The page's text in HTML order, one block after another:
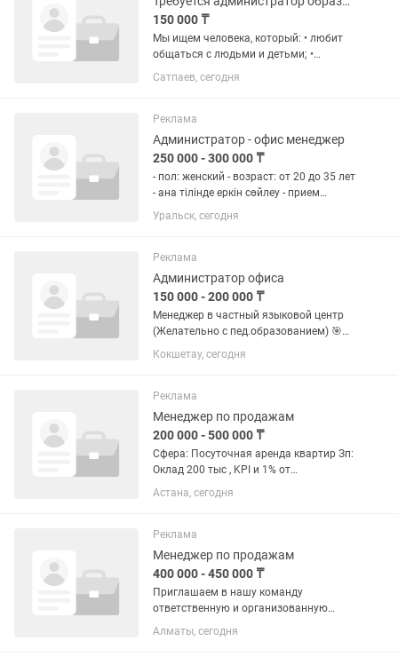
150 000 ₸
Мы ищем человека, который: • любит
общаться с людьми и детьми; •
ответственный, доброжелательный и
организованный; • уверенно владеет
умеет работать в режиме...
Сатпаев, сегодня
Реклама
Администратор - офис менеджер
250 000 - 300 000 ₸
- пол: женский - возраст: от 20 до 35 лет
- ана тілінде еркін сөйлеу - прием
гостей, регистрация и оформление
банкетов - навыки продаж и
мессенджерами - график 5/2 -...
Уральск, сегодня
Реклама
Администратор офиса
150 000 - 200 000 ₸
Менеджер в частный языковой центр
(Желательно с пед.образованием) 🎯
Основные функции: •Консультирование
клиентов по программам обучения
заявок + работа с текущей...
Кокшетау, сегодня
Реклама
Менеджер по продажам
200 000 - 500 000 ₸
Сфера: Посуточная аренда квартир Зп:
Оклад 200 тыс , KPI и 1% от
бронирований Описание: Мы ищем
активную и коммуникабельную
позицию менеджера-администратора
в...
Астана, сегодня
Реклама
Менеджер по продажам
400 000 - 450 000 ₸
Приглашаем в нашу команду
ответственную и организованную
девушку на должность
администратора офиса. Мы работаем
Алматы, сегодня